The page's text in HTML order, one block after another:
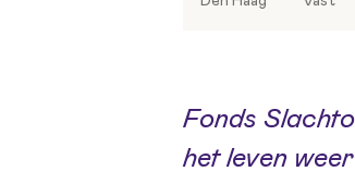
Fonds
het leven